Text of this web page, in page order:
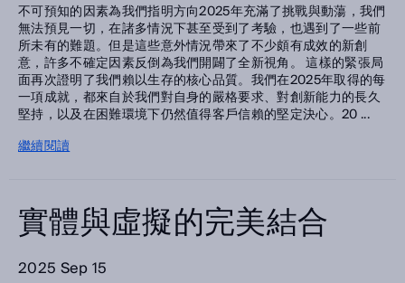
不可預知的因素為我們指明方向2025年充滿了挑戰與動蕩，我們
無法預見一切，在諸多情況下甚至受到了考驗，也遇到了一些前
所未有的難題。但是這些意外情況帶來了不少頗有成效的新創
意，許多不確定因素反倒為我們開闢了全新視角。 這樣的緊張局
面再次證明了我們賴以生存的核心品質。我們在2025年取得的每
一項成就，都來自於我們對自身的嚴格要求、對創新能力的長久
堅持，以及在困難環境下仍然值得客戶信賴的堅定決心。20 ...
繼續閱讀
實體與虛擬的完美結合
2025 Sep 15